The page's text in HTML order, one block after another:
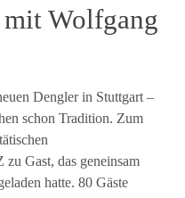
Wolfgang
Dengler in Stuttgart –
schon Tradition. Zum
Gast, das geneinsam
hatte. 80 Gäste